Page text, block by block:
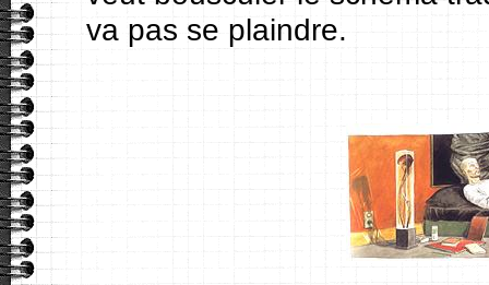
va pas se plaindre.